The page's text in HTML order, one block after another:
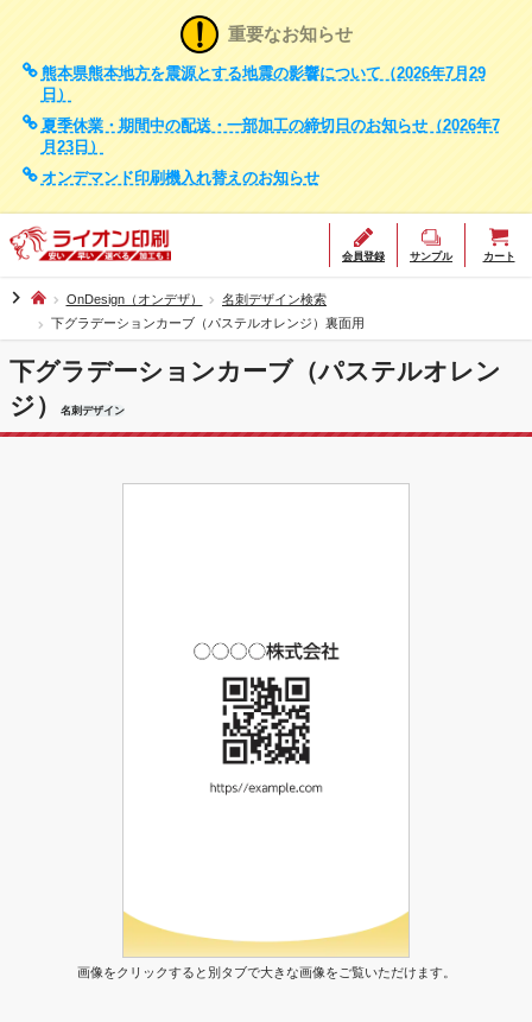
重要なお知らせ
熊本県熊本地方を震源とする地震の影響について（2026年7月29
日）
夏季休業・期間中の配送・一部加工の締切日のお知らせ（2026年7
月23日）
オンデマンド印刷機入れ替えのお知らせ
会員登録 サンプル カート
chevron_right OnDesign（オンデザ）
名刺デザイン検索
下グラデーションカーブ（パステルオレンジ）裏面用
下グラデーションカーブ（パステルオレン
ジ）
名刺デザイン
画像をクリックすると別タブで大きな画像をご覧いただけます。